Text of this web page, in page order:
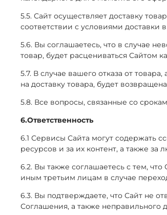
5.5. Сайт осуществляет доставку
соответствии с условиями доставки
5.6. Вы соглашаетесь, что в случае
товар, будет расцениваться Сайтом
5.7. В случае вашего отказа от
на доставку товара, будет
5.8. Все вопросы, связанные со
6.Ответственность
6.1 Сервисы Сайта могут содержать
ресурсов и за их контент, а также за
6.2. Вы также соглашаетесь с тем,
иным третьим лицам в случае
6.3. Вы подтверждаете, что Сайт не
Соглашения, а также неправильного